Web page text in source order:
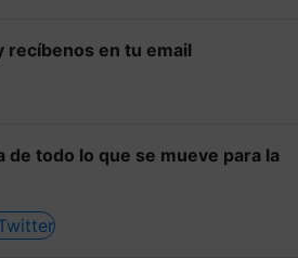
recíbenos en tu email
de todo lo que se mueve para la